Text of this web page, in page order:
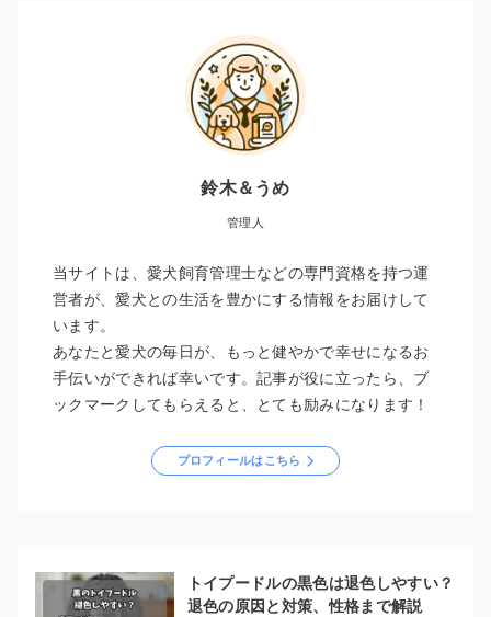
鈴木＆うめ
管理人
当サイトは、愛犬飼育管理士などの専門資格を持つ運
営者が、愛犬との生活を豊かにする情報をお届けして
います。
あなたと愛犬の毎日が、もっと健やかで幸せになるお
手伝いができれば幸いです。記事が役に立ったら、ブ
ックマークしてもらえると、とても励みになります！
プロフィールはこちら
トイプードルの黒色は退色しやすい？
退色の原因と対策、性格まで解説